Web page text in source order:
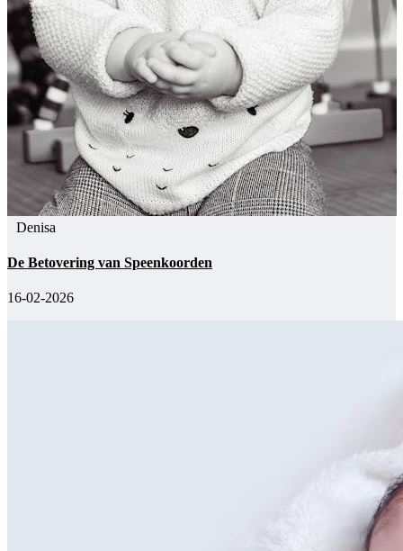
Denisa
De Betovering van Speenkoorden
16-02-2026